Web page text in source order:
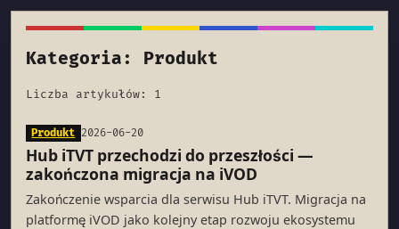
Kategoria: Produkt
Liczba artykułów: 1
Produkt 2026-06-20
Hub iTVT przechodzi do przeszłości —
zakończona migracja na iVOD
Zakończenie wsparcia dla serwisu Hub iTVT. Migracja na
platformę iVOD jako kolejny etap rozwoju ekosystemu